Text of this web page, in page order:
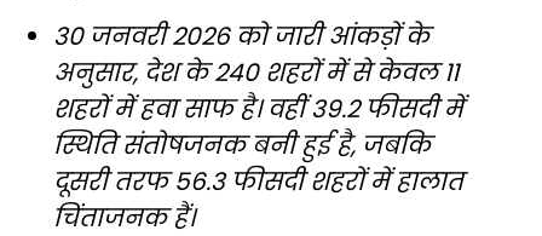
30 जनवरी 2026 को जारी आंकड़ों के
अनुसार, देश के 240 शहरों में से केवल 11
शहरों में हवा साफ है। वहीं 39.2 फीसदी में
स्थिति संतोषजनक बनी हुई है, जबकि
दूसरी तरफ 56.3 फीसदी शहरों में हालात
चिंताजनक हैं।